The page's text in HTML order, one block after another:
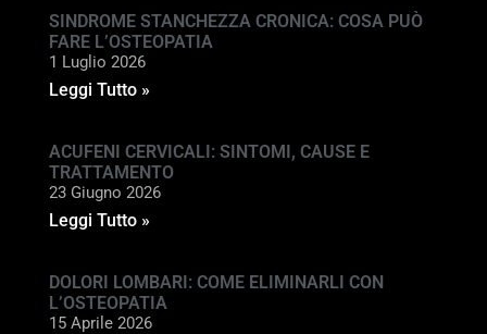
SINDROME STANCHEZZA CRONICA: COSA PUÒ
FARE L’OSTEOPATIA
1 Luglio 2026
Leggi Tutto »
ACUFENI CERVICALI: SINTOMI, CAUSE E
TRATTAMENTO
23 Giugno 2026
Leggi Tutto »
DOLORI LOMBARI: COME ELIMINARLI CON
L’OSTEOPATIA
15 Aprile 2026